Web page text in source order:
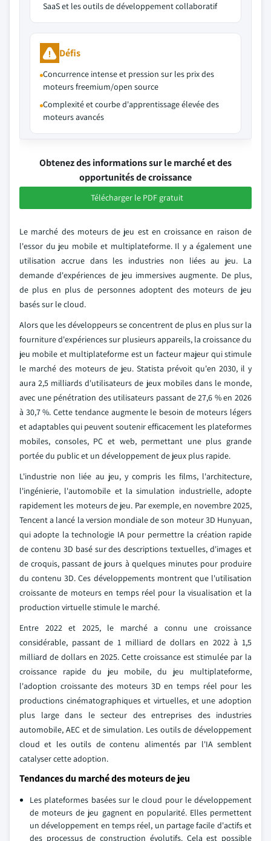
SaaS et les outils de développement collaboratif
Défis
Concurrence intense et pression sur les prix des
moteurs freemium/open source
Complexité et courbe d'apprentissage élevée des
moteurs avancés
Obtenez des informations sur le marché et des
opportunités de croissance
Télécharger le PDF gratuit
Le marché des moteurs de jeu est en croissance en raison de
l'essor du jeu mobile et multiplateforme. Il y a également une
utilisation accrue dans les industries non liées au jeu. La
demande d'expériences de jeu immersives augmente. De plus,
de plus en plus de personnes adoptent des moteurs de jeu
basés sur le cloud.
Alors que les développeurs se concentrent de plus en plus sur la
fourniture d'expériences sur plusieurs appareils, la croissance du
jeu mobile et multiplateforme est un facteur majeur qui stimule
le marché des moteurs de jeu. Statista prévoit qu'en 2030, il y
aura 2,5 milliards d'utilisateurs de jeux mobiles dans le monde,
avec une pénétration des utilisateurs passant de 27,6 % en 2026
à 30,7 %. Cette tendance augmente le besoin de moteurs légers
et adaptables qui peuvent soutenir efficacement les plateformes
mobiles, consoles, PC et web, permettant une plus grande
portée du public et un développement de jeux plus rapide.
L'industrie non liée au jeu, y compris les films, l'architecture,
l'ingénierie, l'automobile et la simulation industrielle, adopte
rapidement les moteurs de jeu. Par exemple, en novembre 2025,
Tencent a lancé la version mondiale de son moteur 3D Hunyuan,
qui adopte la technologie IA pour permettre la création rapide
de contenu 3D basé sur des descriptions textuelles, d'images et
de croquis, passant de jours à quelques minutes pour produire
du contenu 3D. Ces développements montrent que l'utilisation
croissante de moteurs en temps réel pour la visualisation et la
production virtuelle stimule le marché.
Entre 2022 et 2025, le marché a connu une croissance
considérable, passant de 1 milliard de dollars en 2022 à 1,5
milliard de dollars en 2025. Cette croissance est stimulée par la
croissance rapide du jeu mobile, du jeu multiplateforme,
l'adoption croissante des moteurs 3D en temps réel pour les
productions cinématographiques et virtuelles, et une adoption
plus large dans le secteur des entreprises des industries
automobile, AEC et de simulation. Les outils de développement
cloud et les outils de contenu alimentés par l'IA semblent
catalyser cette adoption.
Tendances du marché des moteurs de jeu
Les plateformes basées sur le cloud pour le développement
de moteurs de jeu gagnent en popularité. Elles permettent
un développement en temps réel, un partage facile d'actifs et
des processus de construction évolutifs. Cela est possible